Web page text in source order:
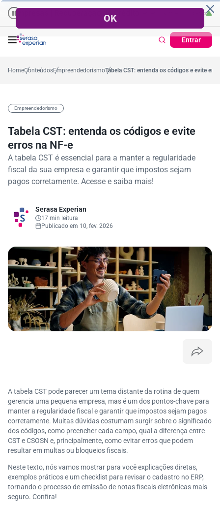
Empresas | Recuperação de Crédito 38,7%
Entrar
57,2% Cartão de Crédito | Cadastro
HomeConteúdosEmpreendedorismoTabela CST: entenda os códigos e evite
Empreendedorismo
Tabela CST: entenda os códigos e evite
erros na NF-e
A tabela CST é essencial para a manter a regularidade
fiscal da sua empresa e garantir que impostos sejam
pagos corretamente. Acesse e saiba mais!
Serasa Experian
17 min leitura
Publicado em 10, fev. 2026
A tabela CST pode parecer um tema distante da rotina de quem
gerencia uma pequena empresa, mas é um dos pontos-chave para
manter a regularidade fiscal e garantir que impostos sejam pagos
corretamente. Muitas dúvidas costumam surgir sobre o significado
dos códigos, como preencher cada campo, qual a diferença entre
CST e CSOSN e, principalmente, como evitar erros que podem
resultar em multas ou bloqueios fiscais.
Neste texto, nós vamos mostrar para você explicações diretas,
exemplos práticos e um checklist para revisar o cadastro no ERP,
tornando o processo de emissão de notas fiscais eletrônicas mais
seguro. Confira!